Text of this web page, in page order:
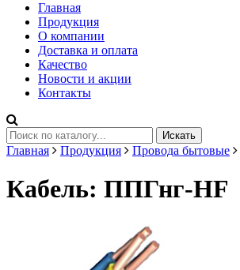
Главная
Продукция
О компании
Доставка и оплата
Качество
Новости и акции
Контакты
Искать
Главная Продукция Провода бытовые
Кабель: ППГнг-HF